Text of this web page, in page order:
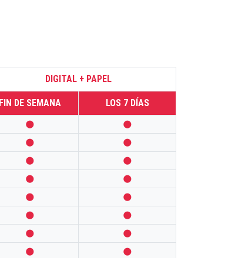
DIGITAL + PAPEL
FIN DE SEMANA
LOS 7 DÍAS
 
 
 
 
 
 
 
 